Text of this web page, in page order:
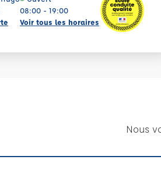
08:00 - 19:00
Voir tous les horaires
Nous